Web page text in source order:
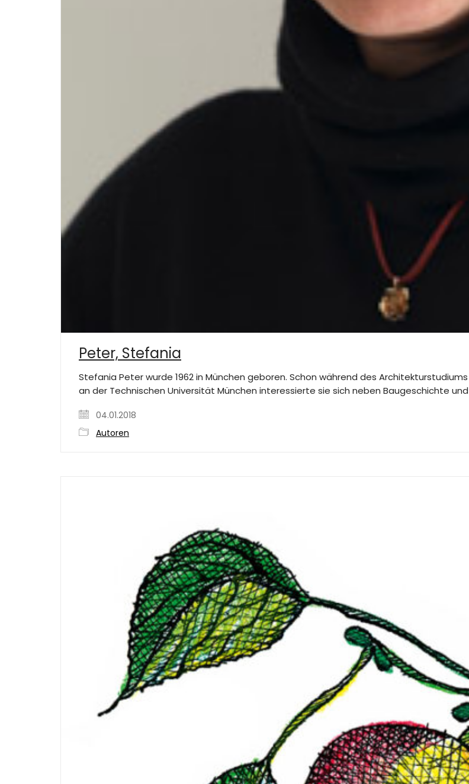
Peter, Stefania
Stefania Peter wurde 1962 in München geboren. Schon während des Architekturstudiums
an der Technischen Universität München interessierte sie sich neben Baugeschichte
04.01.2018
Autoren